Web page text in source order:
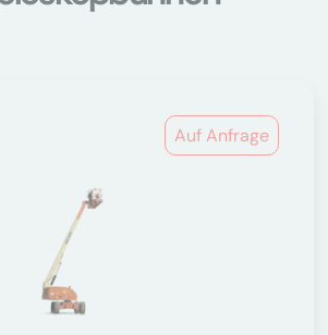
Auf Anfrage